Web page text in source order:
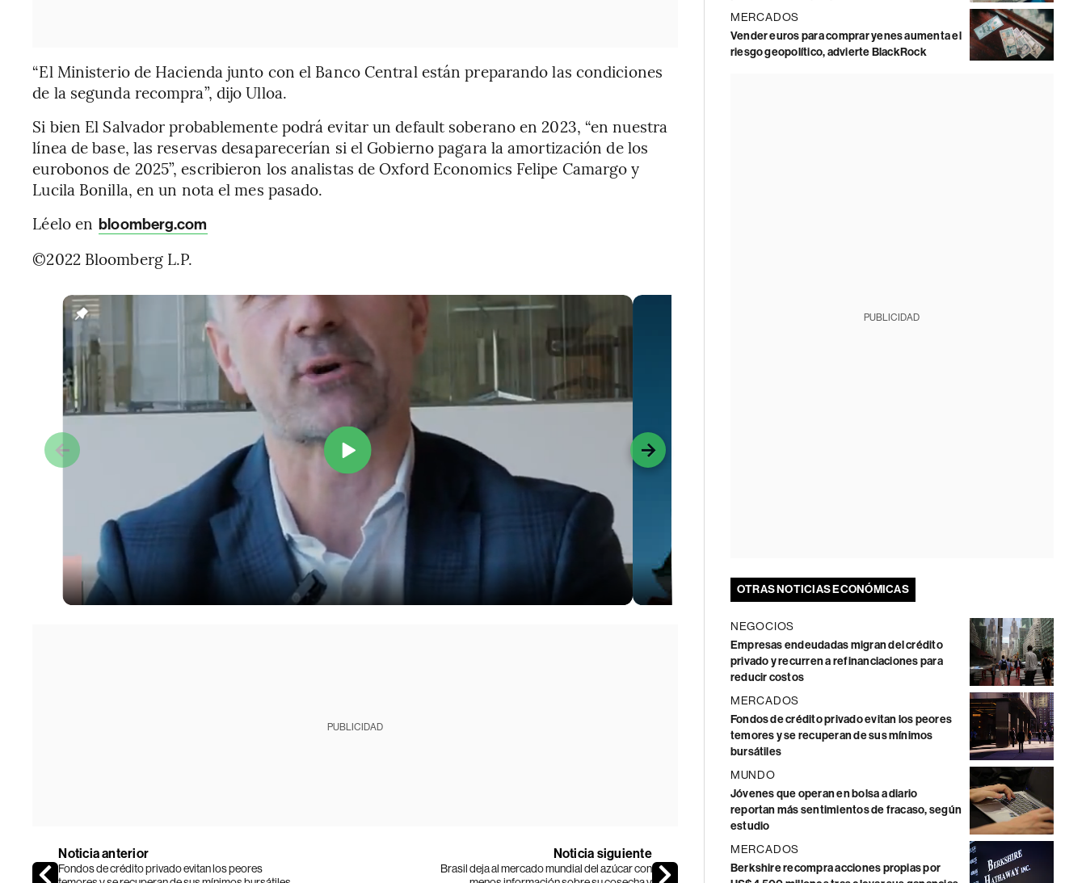
“El Ministerio de Hacienda junto con el Banco Central están preparando las condiciones
de la segunda recompra”, dijo Ulloa.
Si bien El Salvador probablemente podrá evitar un default soberano en 2023, “en nuestra
línea de base, las reservas desaparecerían si el Gobierno pagara la amortización de los
eurobonos de 2025”, escribieron los analistas de Oxford Economics Felipe Camargo y
Lucila Bonilla, en un nota el mes pasado.
Léelo en bloomberg.com
©2022 Bloomberg L.P.
PUBLICIDAD
Noticia anterior
Fondos de crédito privado evitan los peores
Noticia siguiente
Brasil deja al mercado mundial del azúcar con
MERCADOS
Vender euros para comprar yenes aumenta el
riesgo geopolítico, advierte BlackRock
PUBLICIDAD
OTRAS NOTICIAS ECONÓMICAS
NEGOCIOS
Empresas endeudadas migran del crédito
privado y recurren a refinanciaciones para
reducir costos
MERCADOS
Fondos de crédito privado evitan los peores
temores y se recuperan de sus mínimos
bursátiles
MUNDO
Jóvenes que operan en bolsa a diario
reportan más sentimientos de fracaso, según
estudio
MERCADOS
Berkshire recompra acciones propias por